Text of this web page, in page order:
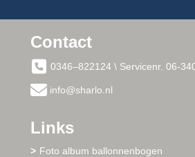
Contact
0346–822124 \ Servicenr. 06-
info@sharlo.nl
Links
Foto album ballonnenbogen